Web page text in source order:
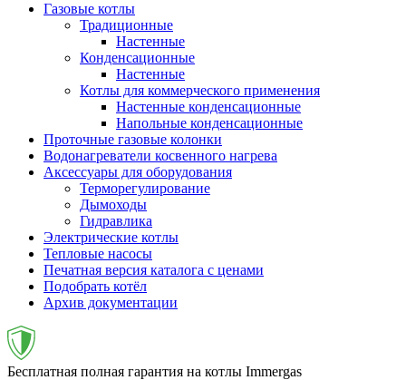
Газовые котлы
Традиционные
Настенные
Конденсационные
Настенные
Котлы для коммерческого применения
Настенные конденсационные
Напольные конденсационные
Проточные газовые колонки
Водонагреватели косвенного нагрева
Аксессуары для оборудования
Терморегулирование
Дымоходы
Гидравлика
Электрические котлы
Тепловые насосы
Печатная версия каталога с ценами
Подобрать котёл
Архив документации
Бесплатная полная гарантия на котлы Immergas